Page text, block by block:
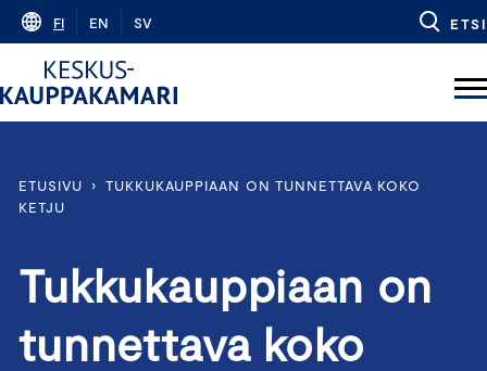
Skip
content
FI EN SV ETSI
ETUSIVU › TUKKUKAUPPIAAN ON TUNNETTAVA KOKO
KETJU
Tukkukauppiaan on
tunnettava koko